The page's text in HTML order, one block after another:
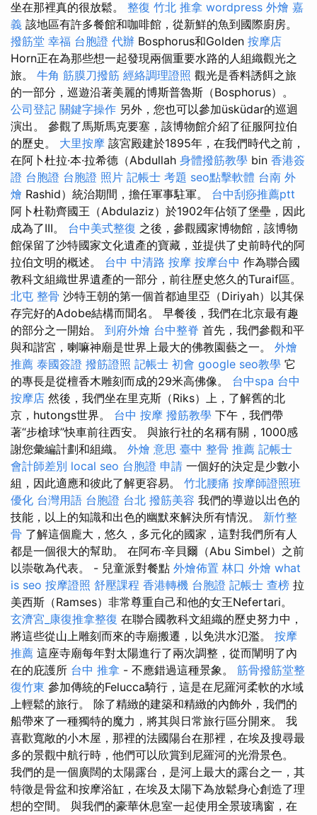
坐在那裡真的很放鬆。 整復 竹北 推拿 wordpress 外燴 嘉
義 該地區有許多餐館和咖啡館，從新鮮的魚到國際廚房。
撥筋堂 幸福 台胞證 代辦 Bosphorus和Golden 按摩店
Horn正在為那些想一起發現兩個重要水路的人組織觀光之
旅。 牛角 筋膜刀撥筋 經絡調理證照 觀光是香料誘餌之旅
的一部分，巡遊沿著美麗的博斯普魯斯（Bosphorus）。
公司登記 關鍵字操作 另外，您也可以參加üsküdar的巡迴
演出。 參觀了馬斯馬克要塞，該博物館介紹了征服阿拉伯
的歷史。 大里按摩 該宮殿建於1895年，在我們時代之前，
在阿卜杜拉·本·拉希德（Abdullah 身體撥筋教學 bin 香港簽
證 台胞證 台胞證 照片 記帳士 考題 seo點擊軟體 台南 外
燴 Rashid）統治期間，擔任軍事駐軍。 台中刮痧推薦ptt
阿卜杜勒齊國王（Abdulaziz）於1902年佔領了堡壘，因此
成為了III。 台中美式整復 之後，參觀國家博物館，該博物
館保留了沙特國家文化遺產的寶藏，並提供了史前時代的阿
拉伯文明的概述。 台中 中清路 按摩 按摩台中 作為聯合國
教科文組織世界遺產的一部分，前往歷史悠久的Turaif區。
北屯 整骨 沙特王朝的第一個首都迪里亞（Diriyah）以其保
存完好的Adobe結構而聞名。 早餐後，我們在北京最有趣
的部分之一開始。 到府外燴 台中整脊 首先，我們參觀和平
與和諧宮，喇嘛神廟是世界上最大的佛教園藝之一。 外燴
推薦 泰國簽證 撥筋證照 記帳士 初會 google seo教學 它
的專長是從檀香木雕刻而成的29米高佛像。 台中spa 台中
按摩店 然後，我們坐在里克斯（Riks）上，了解舊的北
京，hutongs世界。 台中 按摩 撥筋教學 下午，我們帶
著“步槍球”快車前往西安。 與旅行社的名稱有關，1000感
謝您彙編計劃和組織。 外燴 意思 臺中 整骨 推薦 記帳士
會計師差別 local seo 台胞證 申請 一個好的決定是少數小
組，因此適應和彼此了解更容易。 竹北腰痛 按摩師證照班
優化 台灣用語 台胞證 台北 撥筋美容 我們的導遊以出色的
技能，以上的知識和出色的幽默來解決所有情況。 新竹整
骨 了解這個龐大，悠久，多元化的國家，這對我們所有人
都是一個很大的幫助。 在阿布·辛貝爾（Abu Simbel）之前
以崇敬為代表。 - 兒童派對餐點 外燴佈置 林口 外燴 what
is seo 按摩證照 舒壓課程 香港轉機 台胞證 記帳士 查榜 拉
美西斯（Ramses）非常尊重自己和他的女王Nefertari。
玄濟宮_康復推拿整復 在聯合國教科文組織的歷史努力中，
將這些從山上雕刻而來的寺廟搬遷，以免洪水氾濫。 按摩
推薦 這座寺廟每年對太陽進行了兩次調整，從而闡明了內
在的庇護所 台中 推拿 - 不應錯過這種景象。 筋骨撥筋堂整
復竹東 參加傳統的Felucca騎行，這是在尼羅河柔軟的水域
上輕鬆的旅行。 除了精緻的建築和精緻的內飾外，我們的
船帶來了一種獨特的魔力，將其與日常旅行區分開來。 我
喜歡寬敞的小木屋，那裡的法國陽台在那裡，在埃及搜尋最
多的景觀中航行時，他們可以欣賞到尼羅河的光滑景色。
我們的是一個廣闊的太陽露台，是河上最大的露台之一，其
特徵是骨盆和按摩浴缸，在埃及太陽下為放鬆身心創造了理
想的空間。 與我們的豪華休息室一起使用全景玻璃窗，在